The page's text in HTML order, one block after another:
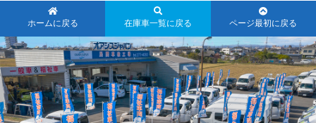
ホームに戻る 在庫車一覧に戻る ページ最初に戻る